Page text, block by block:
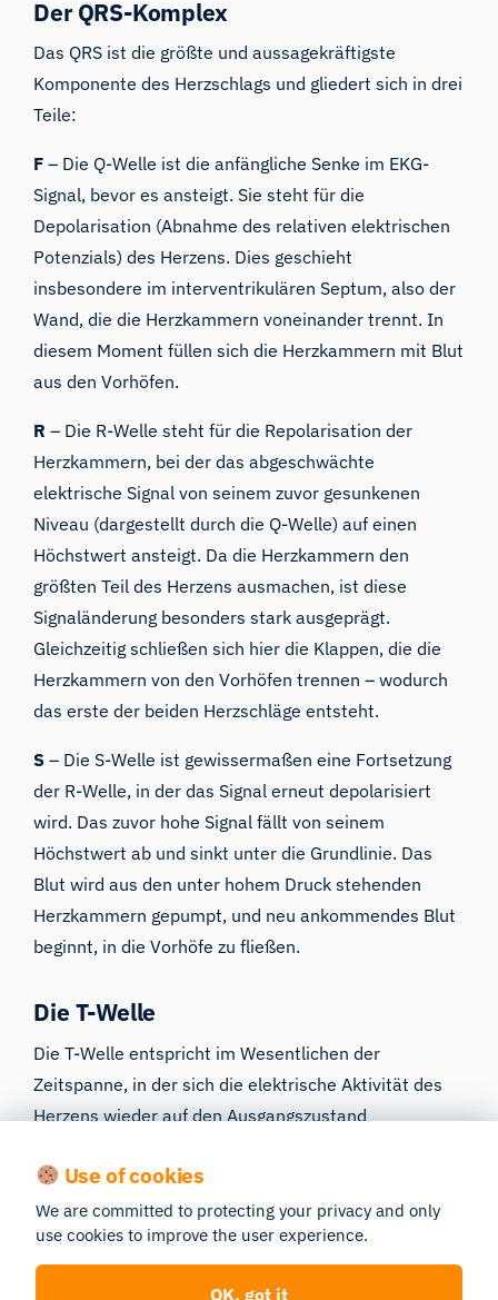
Der QRS-Komplex
Das QRS ist die größte und aussagekräftigste
Komponente des Herzschlags und gliedert sich in drei
Teile:
F – Die Q-Welle ist die anfängliche Senke im EKG-
Signal, bevor es ansteigt. Sie steht für die
Depolarisation (Abnahme des relativen elektrischen
Potenzials) des Herzens. Dies geschieht
insbesondere im interventrikulären Septum, also der
Wand, die die Herzkammern voneinander trennt. In
diesem Moment füllen sich die Herzkammern mit Blut
aus den Vorhöfen.
R – Die R-Welle steht für die Repolarisation der
Herzkammern, bei der das abgeschwächte
elektrische Signal von seinem zuvor gesunkenen
Niveau (dargestellt durch die Q-Welle) auf einen
Höchstwert ansteigt. Da die Herzkammern den
größten Teil des Herzens ausmachen, ist diese
Signaländerung besonders stark ausgeprägt.
Gleichzeitig schließen sich hier die Klappen, die die
Herzkammern von den Vorhöfen trennen – wodurch
das erste der beiden Herzschläge entsteht.
S – Die S-Welle ist gewissermaßen eine Fortsetzung
der R-Welle, in der das Signal erneut depolarisiert
wird. Das zuvor hohe Signal fällt von seinem
Höchstwert ab und sinkt unter die Grundlinie. Das
Blut wird aus den unter hohem Druck stehenden
Herzkammern gepumpt, und neu ankommendes Blut
beginnt, in die Vorhöfe zu fließen.
Die T-Welle
Die T-Welle entspricht im Wesentlichen der
Zeitspanne, in der sich die elektrische Aktivität des
Herzens wieder auf den Ausgangszustand
ausgelöst wird und der PQRS-Zyklus von Neuem
beginnt. Am Ende der T-Welle schließen sich die
Herzklappen (die Pulmonal- und die Aortenklappe),
wodurch das zweite, dumpfe Geräusch des
Use of cookies
We are committed to protecting your privacy and only
use cookies to improve the user experience.
OK, got it